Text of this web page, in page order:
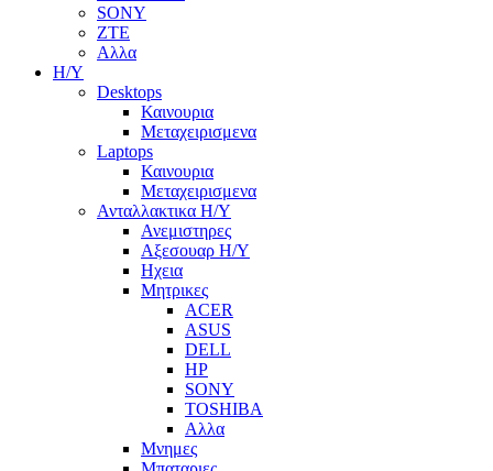
SONY
ZTE
Αλλα
Η/Υ
Desktops
Καινουρια
Μεταχειρισμενα
Laptops
Καινουρια
Μεταχειρισμενα
Ανταλλακτικα H/Y
Ανεμιστηρες
Αξεσουαρ Η/Υ
Ηχεια
Μητρικες
ACER
ASUS
DELL
HP
SONY
TOSHIBA
Αλλα
Μνημες